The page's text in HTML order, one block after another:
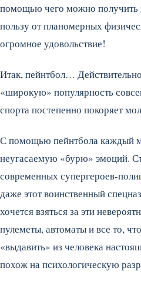
помощью чего можно получить
пользу от планомерных
огромное удовольствие!
Итак, пейнтбол…
«широкую» популярность
спорта постепенно покоряет
С помощью пейнтбола каждый
неугасаемую «бурю» эмоций.
современных супергероев-
даже этот воинственный
хочется взяться за эти
пулеметы, автоматы и все то,
«выдавить» из человека
похож на психологическую